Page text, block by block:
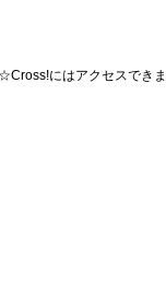
にはアクセスでき